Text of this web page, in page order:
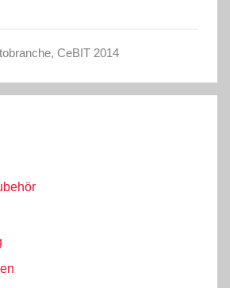
, CeBIT 2014